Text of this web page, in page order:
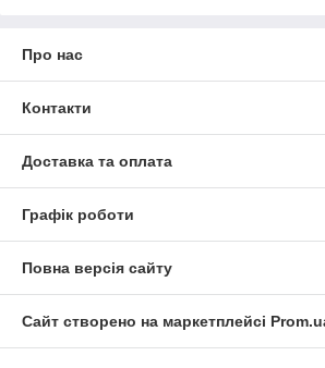
Про нас
Контакти
Доставка та оплата
Графік роботи
Повна версія сайту
Сайт створено на маркетплейсі